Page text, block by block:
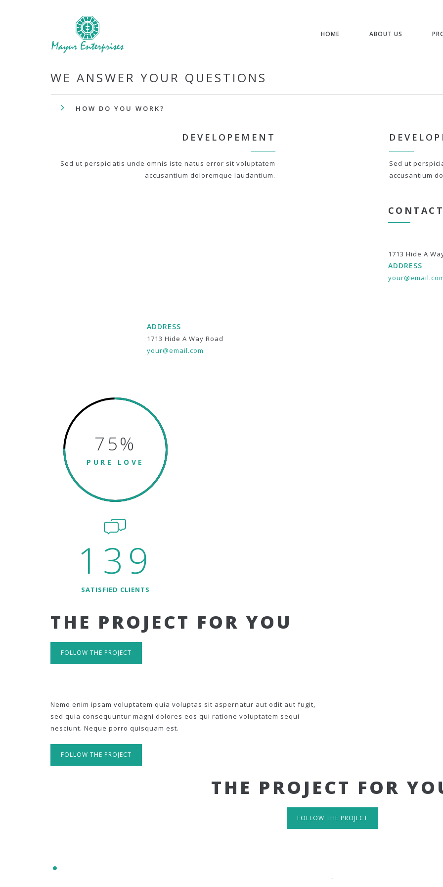
HOME ABOUT US
WE ANSWER YOUR QUESTIONS
HOW DO YOU WORK?
DEVELOPEMENT
Sed ut perspiciatis unde omnis iste natus error sit voluptatem
accusantium doloremque laudantium.
Sed ut
accusantium
1713 Hide A
ADDRESS
ADDRESS
1713 Hide A Way Road
your@email.com
75%
PURE LOVE
139
SATISFIED CLIENTS
THE PROJECT FOR YOU
FOLLOW THE PROJECT
Nemo enim ipsam voluptatem quia voluptas sit aspernatur aut odit aut fugit,
sed quia consequuntur magni dolores eos qui ratione voluptatem sequi
nesciunt. Neque porro quisquam est.
FOLLOW THE PROJECT
THE PROJECT FOR
FOLLOW THE PROJECT